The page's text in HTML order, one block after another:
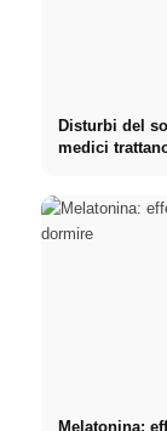
Disturbi del
medici
Melatonina: